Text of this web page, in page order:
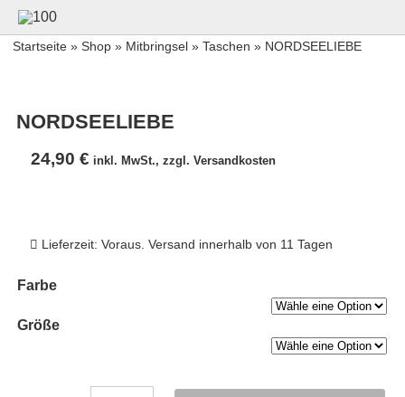
Startseite» Shop» Mitbringsel » Taschen » NORDSEELIEBE
NORDSEELIEBE
24,90€ inkl. MwSt., zzgl. Versandkosten
Lieferzeit: Voraus. Versand innerhalb von 11 Tagen
Farbe
Größe